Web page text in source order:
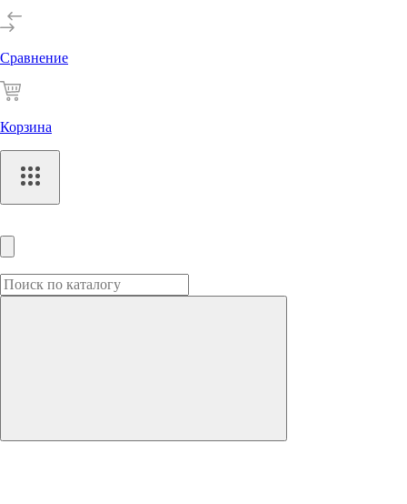
Сравнение
Корзина